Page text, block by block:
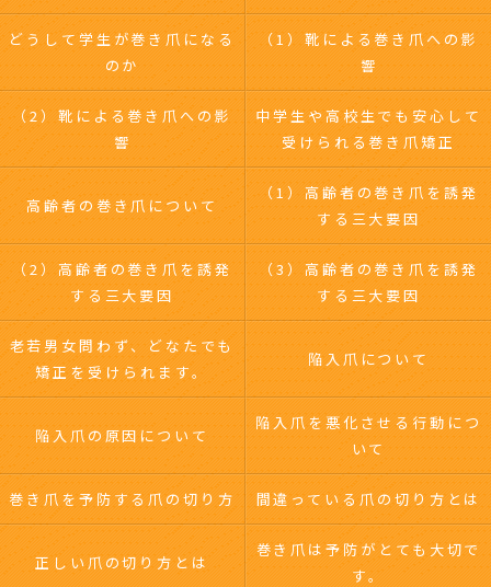
どうして学生が巻き爪になる
のか
（1）靴による巻き爪への影
響
（2）靴による巻き爪への影
響
中学生や高校生でも安心して
受けられる巻き爪矯正
高齢者の巻き爪について
（1）高齢者の巻き爪を誘発
する三大要因
（2）高齢者の巻き爪を誘発
する三大要因
（3）高齢者の巻き爪を誘発
する三大要因
老若男女問わず、どなたでも
矯正を受けられます。
陥入爪について
陥入爪の原因について
陥入爪を悪化させる行動につ
いて
巻き爪を予防する爪の切り方 間違っている爪の切り方とは
正しい爪の切り方とは
巻き爪は予防がとても大切で
す。